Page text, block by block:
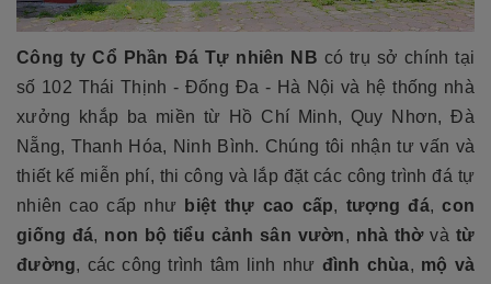
Công ty Cổ Phần Đá Tự nhiên NB có trụ sở chính tại
số 102 Thái Thịnh - Đống Đa - Hà Nội và hệ thống nhà
xưởng khắp ba miền từ Hồ Chí Minh, Quy Nhơn, Đà
Nẵng, Thanh Hóa, Ninh Bình. Chúng tôi nhận tư vấn và
thiết kế miễn phí, thi công và lắp đặt các công trình đá tự
nhiên cao cấp như
biệt thự cao cấp, tượng đá,con
giống đá, non bộ tiểu cảnh sân vườn, nhà thờvà từ
đường, các công trình tâm linh như đình chùa, mộ và